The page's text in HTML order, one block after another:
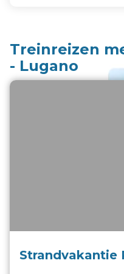
Treinreizen
- Lugano
Strandvakantie